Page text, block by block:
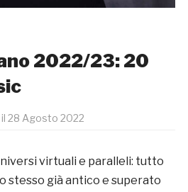
2022/23: 20
il 28 Agosto 2022
virtuali e paralleli: tutto
stesso già antico e superato